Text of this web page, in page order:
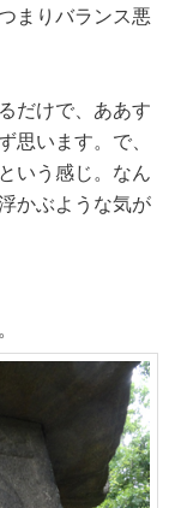
まりバランス悪
だけで、ああす
います。で、
いう感じ。なん
かぶような気が